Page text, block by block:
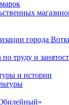
города
труду и
и истории